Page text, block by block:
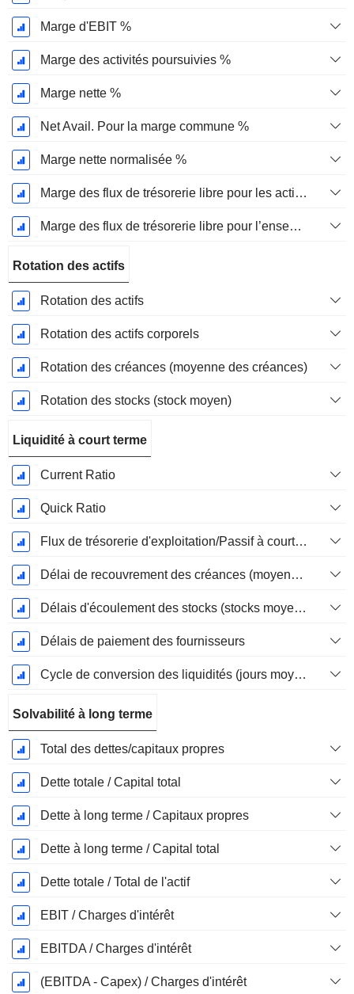
Marge d'EBIT %
Marge des activités poursuivies %
Marge nette %
Net Avail. Pour la marge commune %
Marge nette normalisée %
Marge des flux de trésorerie libre pour les actionnaires
Marge des flux de trésorerie libre pour l’ensemble des pourvoyeurs de fonds
Rotation des actifs
Rotation des actifs
Rotation des actifs corporels
Rotation des créances (moyenne des créances)
Rotation des stocks (stock moyen)
Liquidité à court terme
Current Ratio
Quick Ratio
Flux de trésorerie d'exploitation/Passif à court terme
Délai de recouvrement des créances (moyenne des créances)
Délais d'écoulement des stocks (stocks moyens)
Délais de paiement des fournisseurs
Cycle de conversion des liquidités (jours moyens)
Solvabilité à long terme
Total des dettes/capitaux propres
Dette totale / Capital total
Dette à long terme / Capitaux propres
Dette à long terme / Capital total
Dette totale / Total de l'actif
EBIT / Charges d'intérêt
EBITDA / Charges d'intérêt
(EBITDA - Capex) / Charges d'intérêt